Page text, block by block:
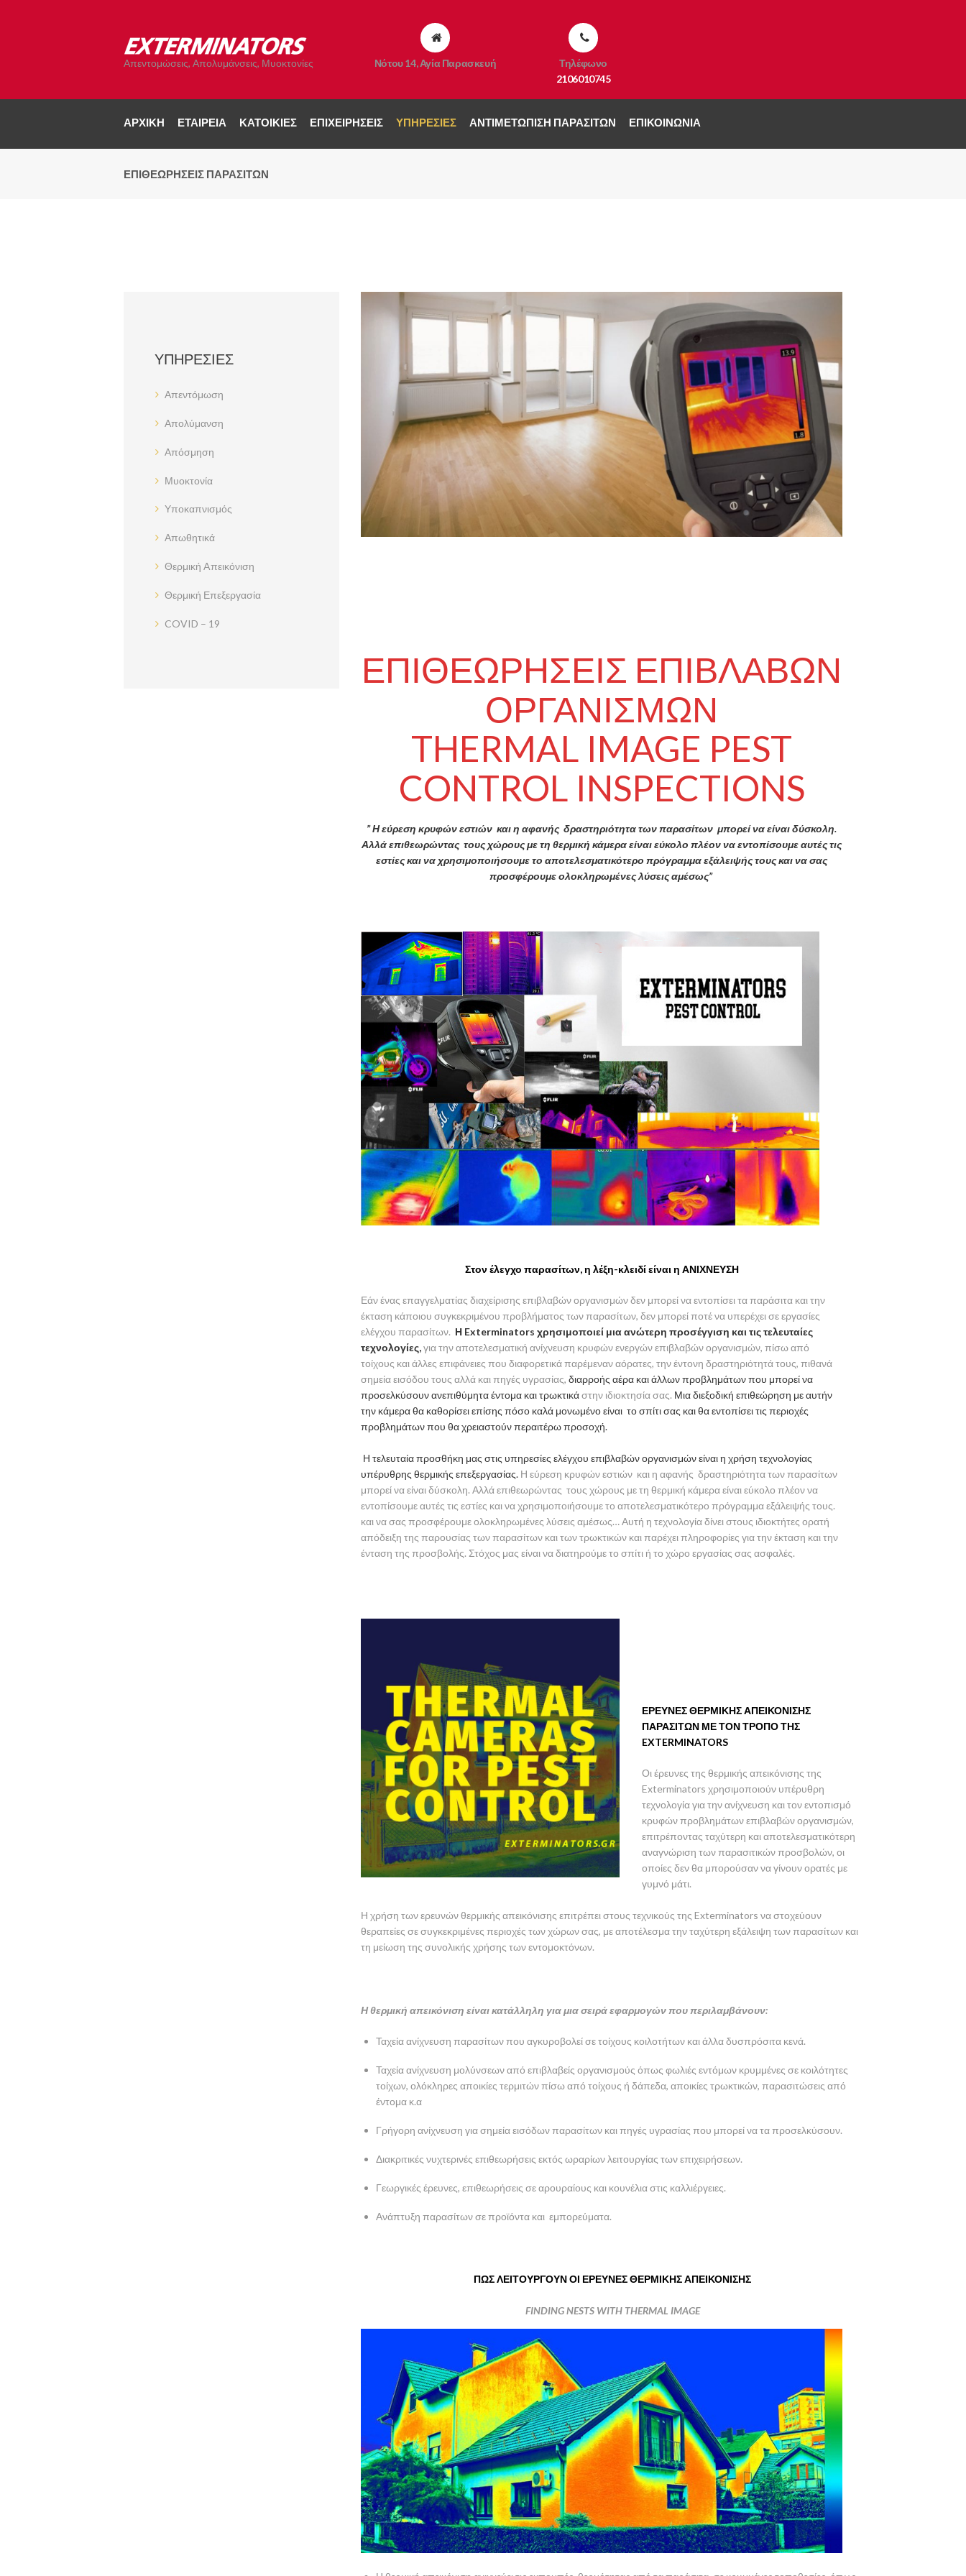
Απεντομώσεις, Απολυμάνσεις, Μυοκτονίες Νότου 14, Αγία Παρασκευή
Τηλέφωνο
2106010745
ΑΡΧΙΚΉ ΕΤΑΙΡΕΊΑ ΚΑΤΟΙΚΊΕΣ ΕΠΙΧΕΙΡΉΣΕΙΣ ΥΠΗΡΕΣΊΕΣ ΑΝΤΙΜΕΤΏΠΙΣΗ ΠΑΡΑΣΊΤΩΝ ΕΠΙΚΟΙΝΩΝΊΑ
ΕΠΙΘΕΩΡΉΣΕΙΣ ΠΑΡΑΣΊΤΩΝ
ΕΠΙΘΕΩΡΗΣΕΙΣ ΕΠΙΒΛΑΒΩΝ
ΟΡΓΑΝΙΣΜΩΝ
THERMAL IMAGE PEST
CONTROL INSPECTIONS
” Η εύρεση κρυφών εστιών και η αφανής δραστηριότητα των παρασίτων μπορεί να είναι δύσκολη.
Αλλά επιθεωρώντας τους χώρους με τη θερμική κάμερα είναι εύκολο πλέον να εντοπίσουμε αυτές τις
εστίες και να χρησιμοποιήσουμε το αποτελεσματικότερο πρόγραμμα εξάλειψής τους και να σας
προσφέρουμε ολοκληρωμένες λύσεις αμέσως”
Στον έλεγχο παρασίτων, η λέξη-κλειδί είναι η ΑΝΙΧΝΕΥΣΗ
Εάν ένας επαγγελματίας διαχείρισης επιβλαβών οργανισμών δεν μπορεί να εντοπίσει τα παράσιτα και την
έκταση κάποιου συγκεκριμένου προβλήματος των παρασίτων, δεν μπορεί ποτέ να υπερέχει σε εργασίες
ελέγχου παρασίτων. Η Exterminators χρησιμοποιεί μια ανώτερη προσέγγιση και τις τελευταίες
τεχνολογίες,για την αποτελεσματική ανίχνευση κρυφών ενεργών επιβλαβών οργανισμών, πίσω από
τοίχους και άλλες επιφάνειες που διαφορετικά παρέμεναν αόρατες, την έντονη δραστηριότητά τους, πιθανά
σημεία εισόδου τους αλλά και πηγές υγρασίας, διαρροής αέρα και άλλων προβλημάτων που μπορεί να
προσελκύσουν ανεπιθύμητα έντομα και τρωκτικάστην ιδιοκτησία σας. Μια διεξοδική επιθεώρηση με αυτήν
την κάμερα θα καθορίσει επίσης πόσο καλά μονωμένο είναι το σπίτι σας και θα εντοπίσει τις περιοχές
προβλημάτων που θα χρειαστούν περαιτέρω προσοχή.
Η τελευταία προσθήκη μας στις υπηρεσίες ελέγχου επιβλαβών οργανισμών είναι η χρήση τεχνολογίας
υπέρυθρης θερμικής επεξεργασίας. Η εύρεση κρυφών εστιών και η αφανής δραστηριότητα των παρασίτων
μπορεί να είναι δύσκολη. Αλλά επιθεωρώντας τους χώρους με τη θερμική κάμερα είναι εύκολο πλέον να
εντοπίσουμε αυτές τις εστίες και να χρησιμοποιήσουμε το αποτελεσματικότερο πρόγραμμα εξάλειψής τους.
και να σας προσφέρουμε ολοκληρωμένες λύσεις αμέσως… Αυτή η τεχνολογία δίνει στους ιδιοκτήτες ορατή
απόδειξη της παρουσίας των παρασίτων και των τρωκτικών και παρέχει πληροφορίες για την έκταση και την
ένταση της προσβολής. Στόχος μας είναι να διατηρούμε το σπίτι ή το χώρο εργασίας σας ασφαλές.
ΕΡΕΥΝΕΣ ΘΕΡΜΙΚΗΣ ΑΠΕΙΚΟΝΙΣΗΣ
ΠΑΡΑΣΙΤΩΝ ΜΕ ΤΟΝ ΤΡΟΠΟ ΤΗΣ
EXTERMINATORS
Οι έρευνες της θερμικής απεικόνισης της
Exterminators χρησιμοποιούν υπέρυθρη
τεχνολογία για την ανίχνευση και τον εντοπισμό
κρυφών προβλημάτων επιβλαβών οργανισμών,
επιτρέποντας ταχύτερη και αποτελεσματικότερη
αναγνώριση των παρασιτικών προσβολών, οι
οποίες δεν θα μπορούσαν να γίνουν ορατές με
γυμνό μάτι.
Η χρήση των ερευνών θερμικής απεικόνισης επιτρέπει στους τεχνικούς της Exterminators να στοχεύουν
θεραπείες σε συγκεκριμένες περιοχές των χώρων σας, με αποτέλεσμα την ταχύτερη εξάλειψη των παρασίτων και
τη μείωση της συνολικής χρήσης των εντομοκτόνων.
Η θερμική απεικόνιση είναι κατάλληλη για μια σειρά εφαρμογών που περιλαμβάνουν:
Ταχεία ανίχνευση παρασίτων που αγκυροβολεί σε τοίχους κοιλοτήτων και άλλα δυσπρόσιτα κενά.
Ταχεία ανίχνευση μολύνσεων από επιβλαβείς οργανισμούς όπως φωλιές εντόμων κρυμμένες σε κοιλότητες
τοίχων, ολόκληρες αποικίες τερμιτών πίσω από τοίχους ή δάπεδα, αποικίες τρωκτικών, παρασιτώσεις από
έντομα κ.α
Γρήγορη ανίχνευση για σημεία εισόδων παρασίτων και πηγές υγρασίας που μπορεί να τα προσελκύσουν.
Διακριτικές νυχτερινές επιθεωρήσεις εκτός ωραρίων λειτουργίας των επιχειρήσεων.
Γεωργικές έρευνες, επιθεωρήσεις σε αρουραίους και κουνέλια στις καλλιέργειες.
Ανάπτυξη παρασίτων σε προϊόντα και εμπορεύματα.
ΠΩΣ ΛΕΙΤΟΥΡΓΟΥΝ ΟΙ ΕΡΕΥΝΕΣ ΘΕΡΜΙΚΗΣ ΑΠΕΙΚΟΝΙΣΗΣ
FINDING NESTS WITH THERMAL IMAGE
ΥΠΗΡΕΣΊΕΣ
Απεντόμωση
Απολύμανση
Απόσμηση
Μυοκτονία
Υποκαπνισμός
Απωθητικά
Θερμική Aπεικόνιση
Θερμική Επεξεργασία
COVID – 19